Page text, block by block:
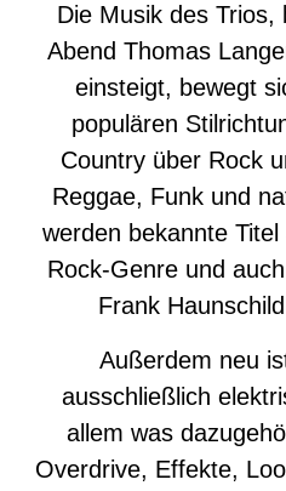
Die Musik des Trios,
Abend Thomas
einsteigt, bewegt
populären
Country über Rock
Reggae, Funk und
werden bekannte
Rock-Genre und
Frank
Außerdem neu
ausschließlich
allem was
Overdrive, Effekte,